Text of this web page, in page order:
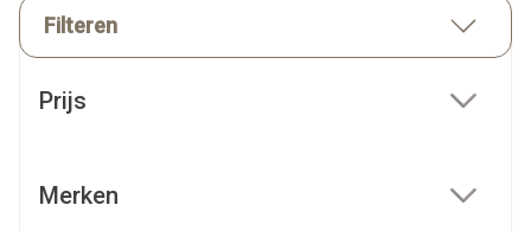
Filteren
Prijs
Merken